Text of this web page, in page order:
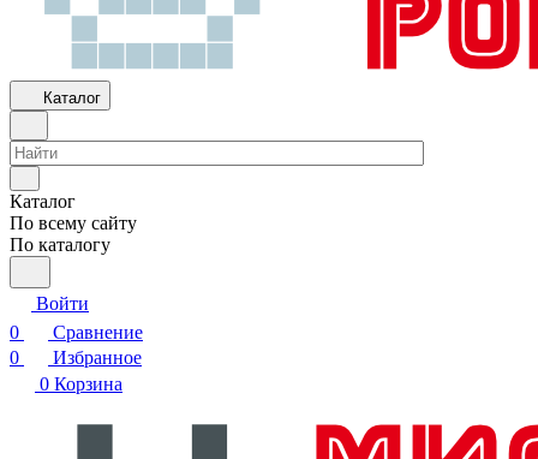
Каталог
Каталог
По всему сайту
По каталогу
Войти
0
Сравнение
0
Избранное
0 Корзина